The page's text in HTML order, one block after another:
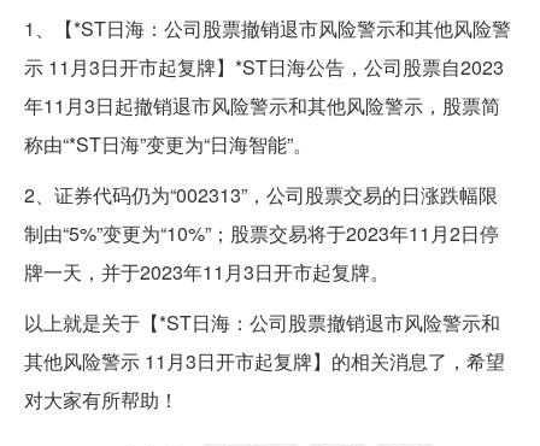
1、【*ST日海：公司股票撤销退市风险警示和其他风险警
示 11月3日开市起复牌】*ST日海公告，公司股票自2023
年11月3日起撤销退市风险警示和其他风险警示，股票简
称由“*ST日海”变更为“日海智能”。
2、证券代码仍为“002313”，公司股票交易的日涨跌幅限
制由“5%”变更为“10%”；股票交易将于2023年11月2日停
牌一天，并于2023年11月3日开市起复牌。
以上就是关于【*ST日海：公司股票撤销退市风险警示和
其他风险警示 11月3日开市起复牌】的相关消息了，希望
对大家有所帮助！